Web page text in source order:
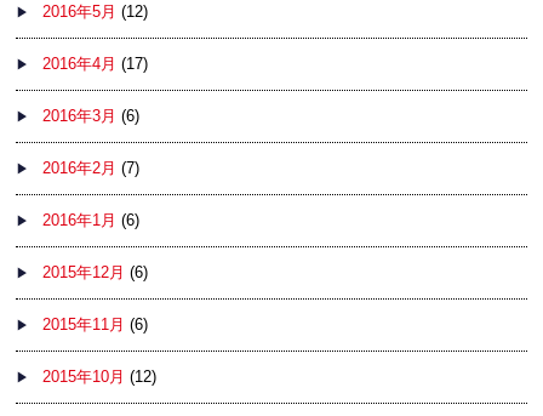
2016年5月 (12)
2016年4月 (17)
2016年3月 (6)
2016年2月 (7)
2016年1月 (6)
2015年12月 (6)
2015年11月 (6)
2015年10月 (12)